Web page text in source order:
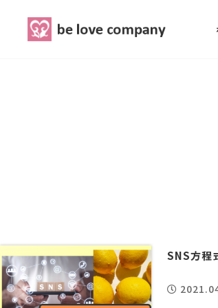
スタッフ紹介
最新ブログ
SNS方程